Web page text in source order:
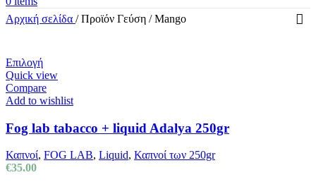
Αρχική σελίδα / Προϊόν Γεύση / Mango
ΕπιλογήΑυτό
το
προϊόν
έχει
παραλλαγές.
Οι
επιλογές
μπορούν
Quick view
Compare
Add to wishlist
Fog lab tabacco + liquid Adalya 250gr
Καπνοί, FOG LAB, Liquid, Καπνοί των 250gr
€35.00